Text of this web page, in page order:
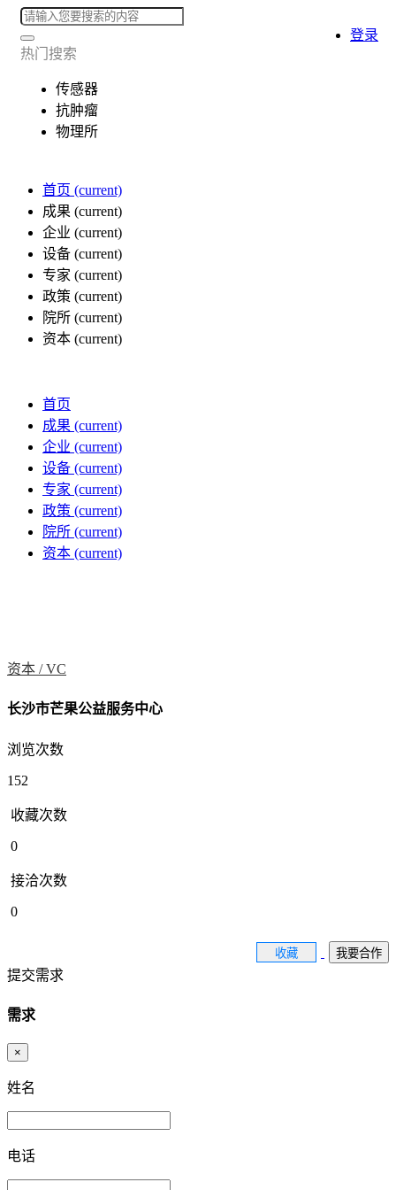
热门搜索
传感器
抗肿瘤
物理所
首页 (current)
成果 (current)
企业 (current)
设备 (current)
专家 (current)
政策 (current)
院所 (current)
资本 (current)
登录
首页
成果 (current)
企业 (current)
设备 (current)
专家 (current)
政策 (current)
院所 (current)
资本 (current)
资本 /VC
长沙市芒果公益服务中心
浏览次数
152
收藏次数
0
接洽次数
0
收藏 我要合作
提交需求
需求
×
姓名
电话